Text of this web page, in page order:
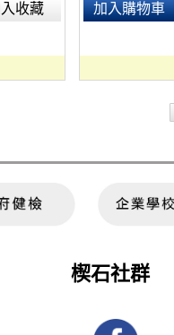
收藏 加入購物車
楔石社群